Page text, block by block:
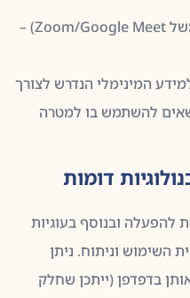
(למשל Zoom/Google Meet) –
המינימלי הנדרש לצורך
להשתמש בו למטרה
להפעלה ובנוסף בעוגיות
השימוש וניתוח. ניתן
בדפדפן (ייתכן שחלק